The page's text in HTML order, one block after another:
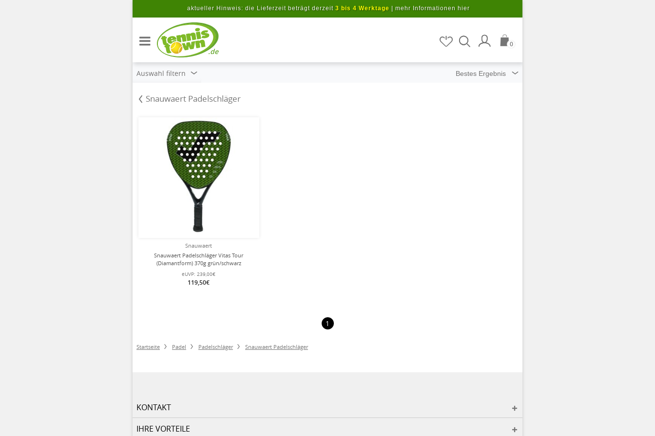
aktueller Hinweis: die Lieferzeit beträgt derzeit 3 bis 4 Werktage mehr Informationen hier
.de
0
Auswahl filtern
Snauwaert Padelschläger
Snauwaert
Snauwaert Padelschläger Vitas Tour
(Diamantform) 370g grün/schwarz
eUVP: 239,00€
119,50€
1
Startseite Padel Padelschläger Snauwaert Padelschläger
KONTAKT
IHRE VORTEILE